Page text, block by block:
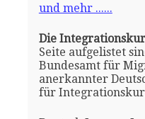
und mehr ......
Die
Seite aufgelistet
Bundesamt für
anerkannter
für